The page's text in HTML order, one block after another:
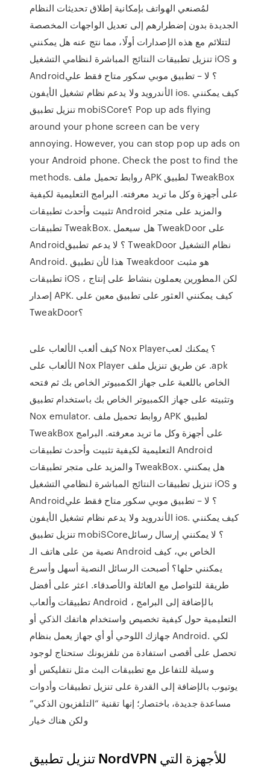
لمُصنعي الهواتف بإمكانية إطلاق تحديثات النظام
الجديدة بدون إضطرارهم إلى تعديل الواجهات المخصصة
لتتلائم مع هذه الإصدارات أولًا، مما نتج عنه هل يمكنني
تنزيل تطبيقات النتائج المباشرة لنظامي التشغيل iOS و
Android؟ لا – تطبيق موبي سكور متاح فقط علي
الأندرويد ولا يدعم نظام تشغيل الأيفون ios. كيف يمكنني
تنزيل تطبيق mobiSCore؟ Pop up ads flying
around your phone screen can be very
annoying. However, you can stop pop up ads on
your Android phone. Check the post to find the
methods. روابط تحميل ملف APK لطبيق TweakBox
على أجهزة وكل ما تريد معرفته. البرامج التعليمية لكيفية
تثبيت وأحدث تطبيقات Android والمزيد على متجر
تطبيقات TweakBox. هل سيعمل TweakDoor على
Android؟ لا يدعم تطبيق TweakDoor نظام التشغيل
Android. هذا لأن تطبيق Tweakdoor هو مثبت
تطبيقات iOS ، لكن المطورين يعملون بنشاط على إنتاج
إصدار APK. كيف يمكنني العثور على تطبيق معين على
TweakDoor؟
كيف ألعب الألعاب على Nox Player؟ يمكنك لعب
الألعاب على Nox Player عن طريق تنزيل ملف .apk
الخاص باللعبة على جهاز الكمبيوتر الخاص بك ثم فتحه
وتثبيته على جهاز الكمبيوتر الخاص بك باستخدام تطبيق
Nox emulator. روابط تحميل ملف APK لطبيق
TweakBox على أجهزة وكل ما تريد معرفته. البرامج
التعليمية لكيفية تثبيت وأحدث تطبيقات Android
والمزيد على متجر تطبيقات TweakBox. هل يمكنني
تنزيل تطبيقات النتائج المباشرة لنظامي التشغيل iOS و
Android؟ لا – تطبيق موبي سكور متاح فقط علي
الأندرويد ولا يدعم نظام تشغيل الأيفون ios. كيف يمكنني
تنزيل تطبيق mobiSCore؟ لا يمكنني إرسال رسائل
نصية من على هاتف الـ Android الخاص بي، كيف
يمكنني حلها؟ أصبحت الرسائل النصية أسهل وأسرع
طريقة للتواصل مع العائلة والأصدقاء. اعثر على أفضل
تطبيقات وألعاب Android ، بالإضافة إلى البرامج
التعليمية حول كيفية تخصيص واستخدام هاتفك الذكي أو
جهازك اللوحي أو أي جهاز يعمل بنظام Android. لكي
تحصل على أقصى استفادة من تلفزيونك ستحتاج لوجود
وسيلة للتفاعل مع تطبيقات البث مثل نتفليكس أو
يوتيوب بالإضافة إلى القدرة على تنزيل تطبيقات وأدوات
مساعدة جديدة، باختصار؛ إنها تقنية “التلفزيون الذكي”
ولكن هناك خيار
تنزيل تطبيق NordVPN للأجهزة التي